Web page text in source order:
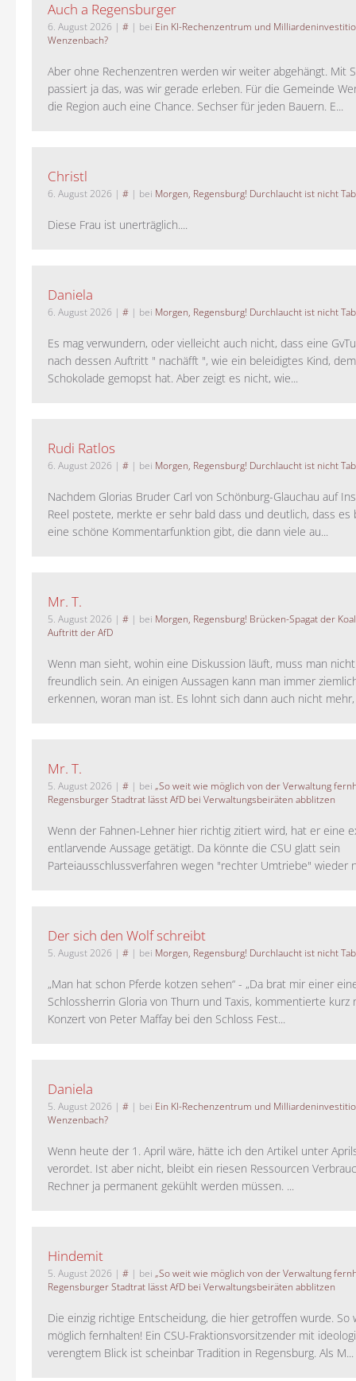
Auch a Regensburger
6. August 2026 | # | bei Ein KI-Rechenzentrum und
Wenzenbach?
Aber ohne Rechenzentren werden wir weiter abgehängt. Mit
passiert ja das, was wir gerade erleben. Für die Gemeinde
die Region auch eine Chance. Sechser für jeden Bauern. E...
Christl
6. August 2026 | # | bei Morgen, Regensburg! Durchlaucht ist nicht
Diese Frau ist unerträglich....
Daniela
6. August 2026 | # | bei Morgen, Regensburg! Durchlaucht ist nicht
Es mag verwundern, oder vielleicht auch nicht, dass eine
nach dessen Auftritt " nachäfft ", wie ein beleidigtes Kind,
Schokolade gemopst hat. Aber zeigt es nicht, wie...
Rudi Ratlos
6. August 2026 | # | bei Morgen, Regensburg! Durchlaucht ist nicht
Nachdem Glorias Bruder Carl von Schönburg-Glauchau auf
Reel postete, merkte er sehr bald dass und deutlich, dass es
eine schöne Kommentarfunktion gibt, die dann viele au...
Mr. T.
5. August 2026 | # | bei Morgen, Regensburg! Brücken-Spagat der
Auftritt der AfD
Wenn man sieht, wohin eine Diskussion läuft, muss man
freundlich sein. An einigen Aussagen kann man immer
erkennen, woran man ist. Es lohnt sich dann auch nicht mehr,
Mr. T.
5. August 2026 | # | bei „So weit wie möglich von der Verwaltung
Regensburger Stadtrat lässt AfD bei Verwaltungsbeiräten abblitzen
Wenn der Fahnen-Lehner hier richtig zitiert wird, hat er eine
entlarvende Aussage getätigt. Da könnte die CSU glatt sein
Parteiausschlussverfahren wegen "rechter Umtriebe" wieder
Der sich den Wolf schreibt
5. August 2026 | # | bei Morgen, Regensburg! Durchlaucht ist nicht
„Man hat schon Pferde kotzen sehen“ - „Da brat mir einer
Schlossherrin Gloria von Thurn und Taxis, kommentierte kurz
Konzert von Peter Maffay bei den Schloss Fest...
Daniela
5. August 2026 | # | bei Ein KI-Rechenzentrum und
Wenzenbach?
Wenn heute der 1. April wäre, hätte ich den Artikel unter
verordet. Ist aber nicht, bleibt ein riesen Ressourcen
Rechner ja permanent gekühlt werden müssen. ...
Hindemit
5. August 2026 | # | bei „So weit wie möglich von der Verwaltung
Regensburger Stadtrat lässt AfD bei Verwaltungsbeiräten abblitzen
Die einzig richtige Entscheidung, die hier getroffen wurde. So
möglich fernhalten! Ein CSU-Fraktionsvorsitzender mit
verengtem Blick ist scheinbar Tradition in Regensburg. Als M...